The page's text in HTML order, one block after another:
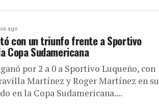
ago
con un triunfo frente a Sportivo
Copa Sudamericana
por 2 a 0 a Sportivo Luqueño, con
Martínez y Roger Martínez en su
en la Copa Sudamericana....